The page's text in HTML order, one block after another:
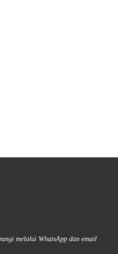
melalui WhatsApp dan email